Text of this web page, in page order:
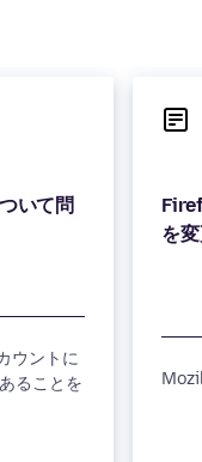
いて問
ウントに
ることを